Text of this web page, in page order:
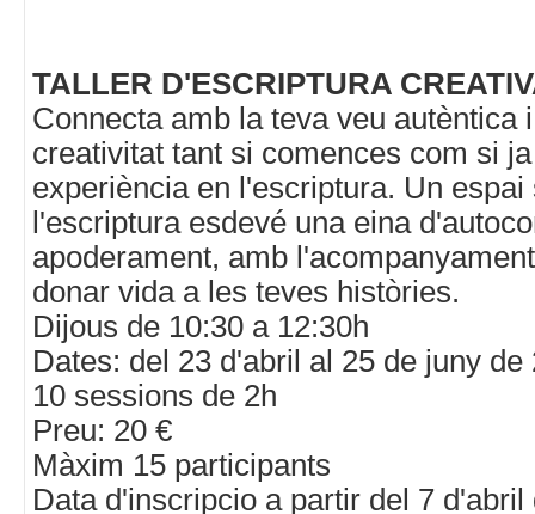
TALLER D'ESCRIPTURA
Connecta amb la teva veu autèntica
creativitat tant si comences com si
experiència en l'escriptura. Un espai
l'escriptura esdevé una eina
apoderament, amb
donar vida a les teves històries.
Dijous de 10:30 a 12:30h
Dates: del 23 d'abril al 25 de juny de
10 sessions de 2h
Preu: 20 €
Màxim 15 participants
Data d'inscripcio a partir del 7 d'abril